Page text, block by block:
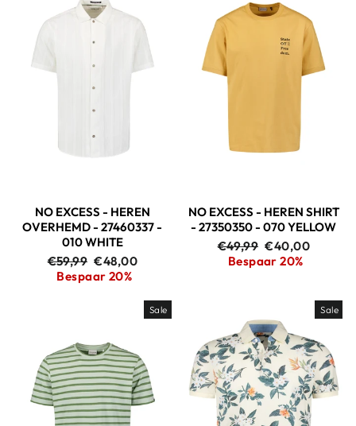
NO EXCESS - HEREN
OVERHEMD - 27460337 -
010 WHITE
Adviesprijs
€59,99 Aanbiedingsprijs
€48,00
Bespaar 20%
NO EXCESS - HEREN SHIRT
- 27350350 - 070 YELLOW
Adviesprijs
€49,99 €40,00
Bespaar 20%
Sale Sale